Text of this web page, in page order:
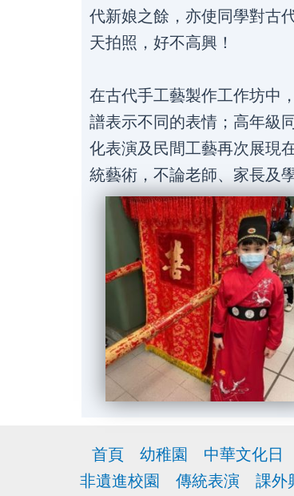
代新娘之餘，亦使同學對古
天拍照，好不高興！
在古代手工藝製作工作坊中
譜表示不同的表情；高年級
化表演及民間工藝再次展現
統藝術，不論老師、家長及
首頁 幼稚園 中華文化日
非遺進校園
傳統表演 課外